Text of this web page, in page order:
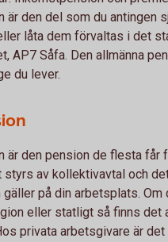
är den del som du antingen
låta dem förvaltas i det
AP7 Såfa. Den allmänna
du lever.
är den pension de flesta får
styrs av kollektivavtal och
på din arbetsplats. Om
eller statligt så finns det
privata arbetsgivare är